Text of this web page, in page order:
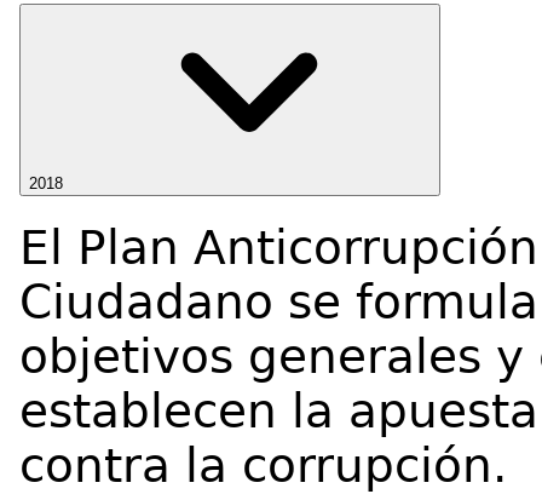
2018
El Plan
Ciudadano se
objetivos generales y
establecen la
contra la corrupción.